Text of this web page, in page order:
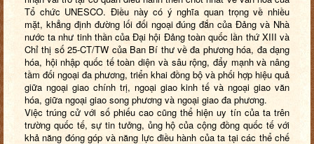
Tổ chức UNESCO. Điều này có ý nghĩa quan trọng về nhiều
mặt, khẳng định đường lối đối ngoại đúng đắn của Đảng và Nhà
nước ta như tinh thần của Đại hội Đảng toàn quốc lần thứ XIII và
Chỉ thị số 25-CT/TW của Ban Bí thư về đa phương hóa, đa dạng
hóa, hội nhập quốc tế toàn diện và sâu rộng, đẩy mạnh và nâng
tầm đối ngoại đa phương, triển khai đồng bộ và phối hợp hiệu quả
giữa ngoại giao chính trị, ngoại giao kinh tế và ngoại giao văn
hóa, giữa ngoại giao song phương và ngoại giao đa phương.
Việc trúng cử với số phiếu cao cũng thể hiện uy tín của ta trên
trường quốc tế, sự tin tưởng, ủng hộ của cộng đồng quốc tế với
khả năng đóng góp và năng lực điều hành của ta tại các thể chế